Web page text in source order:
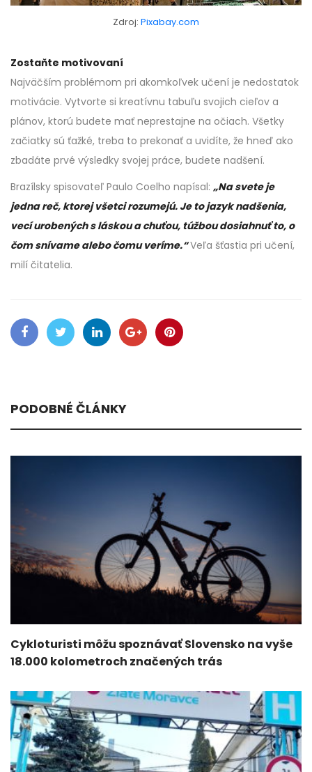
Zdroj: Pixabay.com
Zostaňte motivovaní
Najväčším problémom pri akomkoľvek učení je nedostatok
motivácie. Vytvorte si kreatívnu tabuľu svojich cieľov a
plánov, ktorú budete mať neprestajne na očiach. Všetky
začiatky sú ťažké, treba to prekonať a uvidíte, že hneď ako
zbadáte prvé výsledky svojej práce, budete nadšení.
Brazílsky spisovateľ Paulo Coelho napísal: „Na svete je
jedna reč, ktorej všetci rozumejú. Je to jazyk nadšenia,
vecí urobených s láskou a chuťou, túžbou dosiahnuť to, o
čom snívame alebo čomu veríme.“Veľa šťastia pri učení,
milí čitatelia.
PODOBNÉ ČLÁNKY
Cykloturisti môžu spoznávať Slovensko na vyše
18.000 kolometroch značených trás